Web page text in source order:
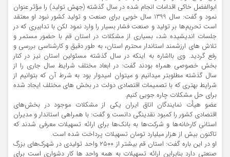
ابوالفضل خاکی اقدامات انجام شده در سال گذشته (جهش تولید) را مؤثر عنوان
نمود و گفت: سال 1399 سال خوبی برای صنعت و تولید کشور نبود او معتقد
است تحریم‌ها بر تولید و صنعت فشار بسیار را وارد نمود لکن با تدابیری که در
جلسات اندیشیده شد، بسیاری از مشکلات در استان قم با حضور مستمر و
تلاش های ارزشمند استاندار محترم استان، به طور دقیق و کارشناسی بررسی و
رفع گردید. وی بااشاره به اینکه در سال گذشته مسئولین استان نیز در کنار
بخش خصوصی همراه بودند گفت: در ابعاد مختلف شرایط سال جاری را از
سال گذشته مطلوبتر میدانیم و میتوان امیدوار بود به شرط آن که بتوانیم از
شرایط بهتری که با تصمیمات اقتصادی دولت در بخش های مختلف ایجاد شده
برای حل مشکلات چاره جویی کنیم.
عضو هیأت نمایندگان اتاق ایران یکی از مشکلات موجود در بخش‌های
اقتصادی کشور را کمبود نقدینگی دانست و گفت: با همراهی استاندار و مدیران
استانی کارخانه‌ها و شرکت‌ها به بانک‌ها برای ارائه تسهیلات معرفی شدند که
تاکنون بیش از هزار میلیارد تومان تسهیلات پرداخت شده است.
او در این باره گفت: استان قم بیشتر از ۲۵۰۰ واحد تولیدی در شهرک‌های بزرگ
صنعتی دارد بنابراین ارائه تسهیلات به همه واحد ها کار دشواری است برای